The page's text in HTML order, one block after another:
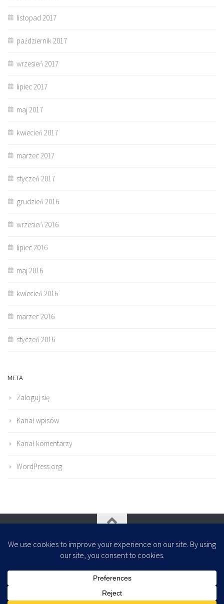
listopad 2017
październik 2017
wrzesień 2017
lipiec 2017
maj 2017
kwiecień 2017
marzec 2017
styczeń 2017
grudzień 2016
wrzesień 2016
lipiec 2016
maj 2016
kwiecień 2016
marzec 2016
styczeń 2016
META
Zaloguj się
Kanał wpisów
Kanał komentarzy
WordPress.org
- Zaprojektowany z